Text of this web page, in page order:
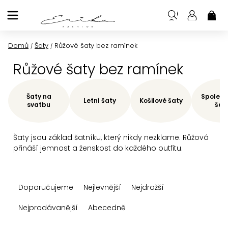
na
Domů / Šaty / Růžové šaty bez ramínek
Růžové šaty bez ramínek
Šaty jsou základ šatníku, který nikdy nezklame. Růžová
přináší jemnost a ženskost do každého outfitu.
Šaty na
svatbu
Letní šaty Košilové šaty
aDoporučujeme Nejlevnější
Nejdražší
Nejprodávanější
Abecedně